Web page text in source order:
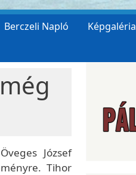
Berczeli Napló
Képgaléria
József
Tihor